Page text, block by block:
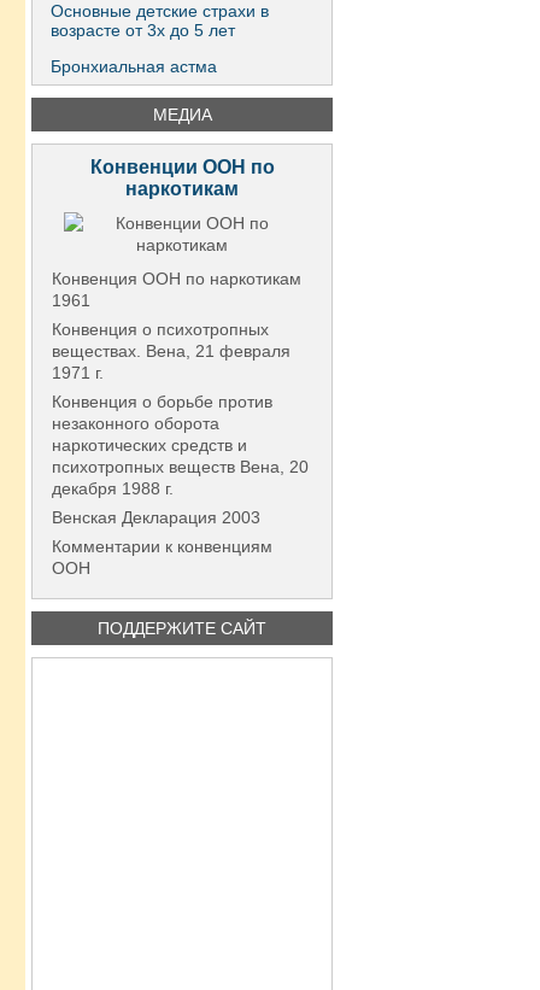
Основные детские страхи в
возрасте от 3х до 5 лет
Бронхиальная астма
МЕДИА
Конвенции ООН по
наркотикам
Конвенция ООН по наркотикам
1961
Конвенция о психотропных
веществах. Вена, 21 февраля
1971 г.
Конвенция о борьбе против
незаконного оборота
наркотических средств и
психотропных веществ Вена, 20
декабря 1988 г.
Венская Декларация 2003
Комментарии к конвенциям
ООН
ПОДДЕРЖИТЕ САЙТ